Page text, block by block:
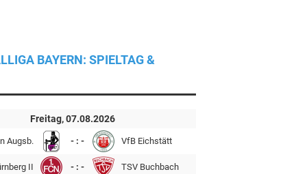
BAYERN: SPIELTAG &
Freitag, 07.08.2026
Augsb. - : - VfB Eichstätt
II - : - TSV Buchbach